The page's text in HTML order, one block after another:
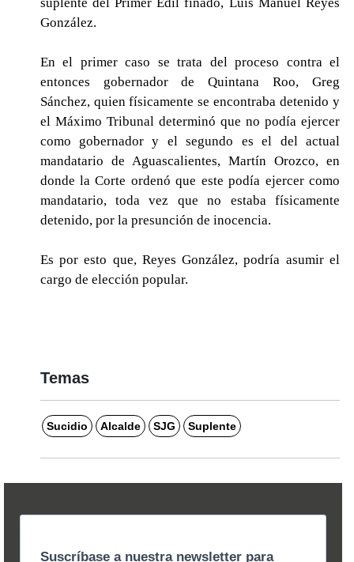
González.
En el primer caso se trata del proceso contra el
entonces gobernador de Quintana Roo, Greg
Sánchez, quien físicamente se encontraba detenido y
el Máximo Tribunal determinó que no podía ejercer
como gobernador y el segundo es el del actual
mandatario de Aguascalientes, Martín Orozco, en
donde la Corte ordenó que este podía ejercer como
mandatario, toda vez que no estaba físicamente
detenido, por la presunción de inocencia.
Es por esto que, Reyes González, podría asumir el
cargo de elección popular.
Temas
Sucidio Alcalde SJG Suplente